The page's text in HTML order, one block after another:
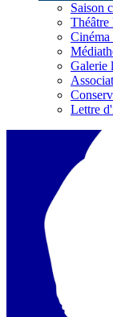
Saison
Galerie
Lettre